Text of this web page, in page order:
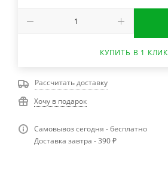
КУПИТЬ В 1 КЛИК
Рассчитать доставку
Хочу в подарок
Самовывоз сегодня - бесплатно
Доставка завтра - 390 ₽